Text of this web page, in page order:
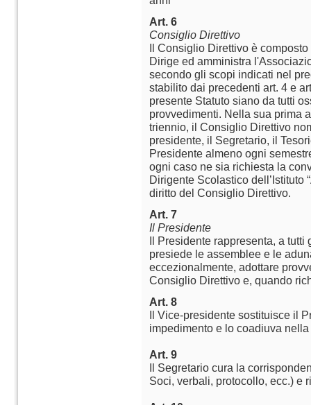
Art. 6
Consiglio Direttivo
Il Consiglio Direttivo è
Dirige ed amministra
secondo gli scopi indicati nel
stabilito dai precedenti art. 4 e
presente Statuto siano da tutti
provvedimenti. Nella sua prima
triennio, il Consiglio Direttivo
presidente, il Segretario, il
Presidente almeno ogni
ogni caso ne sia richiesta la
Dirigente Scolastico dell’Istituto
diritto del Consiglio Direttivo.
Art. 7
Il Presidente
Il Presidente rappresenta, a
presiede le assemblee e le
eccezionalmente, adottare
Consiglio Direttivo e, quando
Art. 8
Il Vice-presidente sostituisce il
impedimento e lo coadiuva
Art. 9
Il Segretario cura la
Soci, verbali, protocollo, ecc.) e